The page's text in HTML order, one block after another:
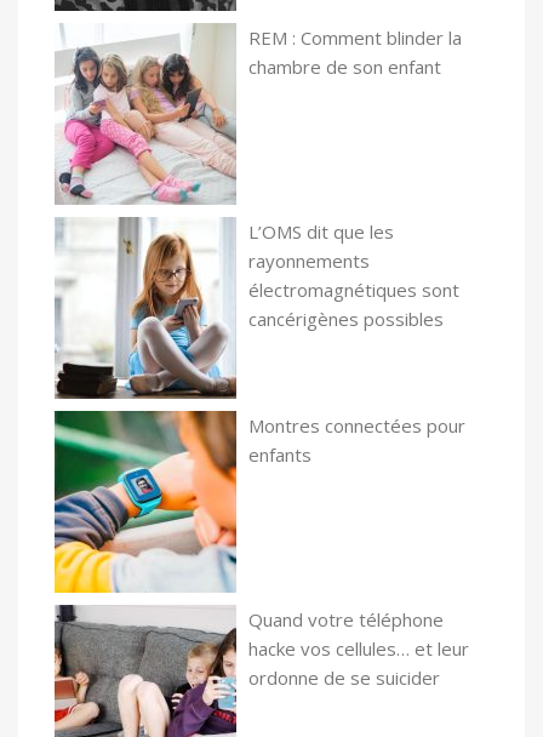
REM : Comment blinder la
chambre de son enfant
L’OMS dit que les
rayonnements
électromagnétiques sont
cancérigènes possibles
Montres connectées pour
enfants
Quand votre téléphone
hacke vos cellules… et leur
ordonne de se suicider